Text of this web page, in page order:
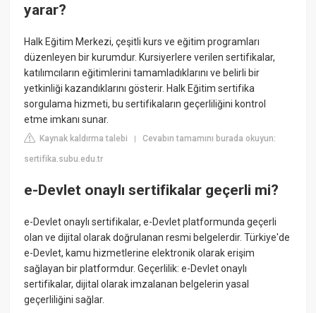
yarar?
Halk Eğitim Merkezi, çeşitli kurs ve eğitim programları
düzenleyen bir kurumdur. Kursiyerlere verilen sertifikalar,
katılımcıların eğitimlerini tamamladıklarını ve belirli bir
yetkinliği kazandıklarını gösterir. Halk Eğitim sertifika
sorgulama hizmeti, bu sertifikaların geçerliliğini kontrol
etme imkanı sunar.
Kaynak kaldırma talebi |Cevabın tamamını burada okuyun:
sertifika.subu.edu.tr
e-Devlet onaylı sertifikalar geçerli mi?
e-Devlet onaylı sertifikalar, e-Devlet platformunda geçerli
olan ve dijital olarak doğrulanan resmi belgelerdir. Türkiye'de
e-Devlet, kamu hizmetlerine elektronik olarak erişim
sağlayan bir platformdur. Geçerlilik: e-Devlet onaylı
sertifikalar, dijital olarak imzalanan belgelerin yasal
geçerliliğini sağlar.